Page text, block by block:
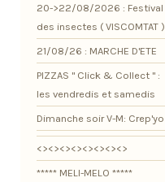
20->22/08/2026 : Festival
des insectes ( VISCOMTAT )
21/08/26 : MARCHE D'ETE
PIZZAS " Click & Collect " :
les vendredis et samedis
Dimanche soir V-M: Crep'yo
<><><><><><><><>
***** MELI-MELO *****